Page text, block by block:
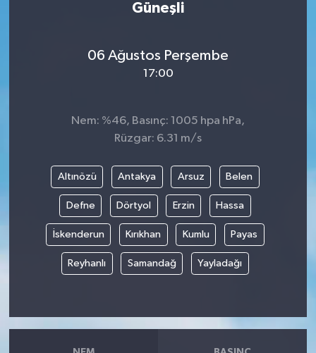
Güneşli
06 Ağustos Perşembe
17:00
Nem: %46, Basınç: 1005 hpa hPa,
Rüzgar: 6.31 m/s
Altınözü Antakya Arsuz Belen
Defne Dörtyol Erzin Hassa
İskenderun Kırıkhan Kumlu Payas
Reyhanlı Samandağ Yayladağı